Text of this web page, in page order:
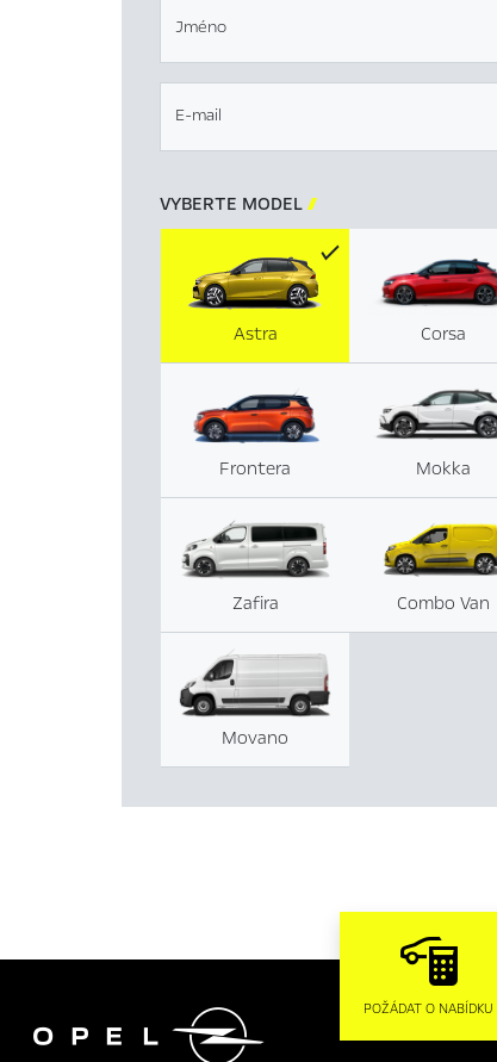
Jméno
E-mail
VYBERTE MODEL 
Corsa
Frontera
Astra
Mokka
Zafira Combo Van
Movano
 POŽÁDAT O NABÍDKU